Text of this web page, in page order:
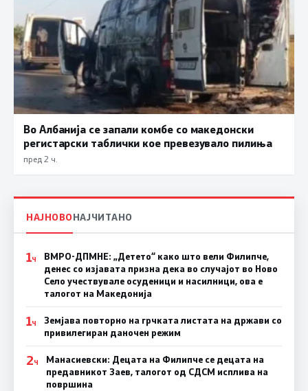
Во Албанија се запали комбе со македонски
регистарски таблички кое превезувало пилиња
пред 2 ч.
НАЈНОВОНАЈЧИТАНО
1Ч
ВМРО-ДПМНЕ: „Детето“ како што вели Филипче,
денес со изјавата призна дека во случајот во Ново
Село учествувале осуденици и насилници, ова е
талогот на Македонија
1Ч
Земјава повторно на грчката листата на држави со
привилегиран даночен режим
2Ч
Манасиевски: Децата на Филипче се децата на
предавникот Заев, талогот од СДСМ исплива на
површина